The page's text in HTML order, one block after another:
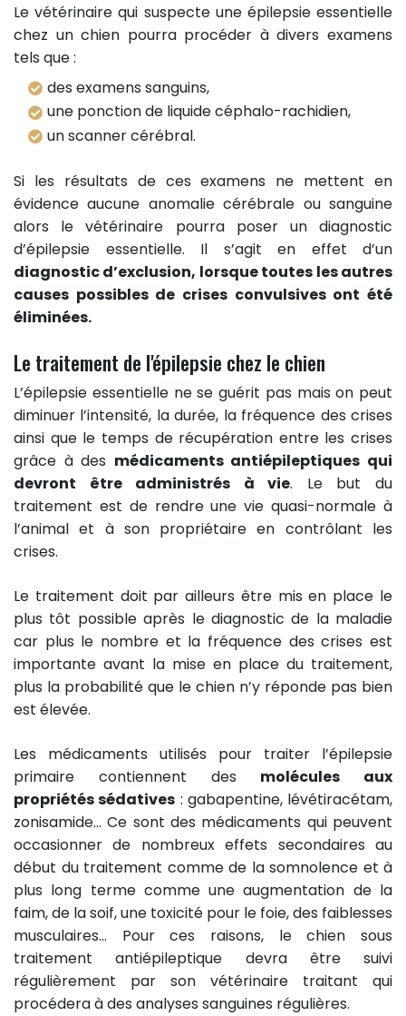
Le vétérinaire qui suspecte une épilepsie essentielle
chez un chien pourra procéder à divers examens
tels que :
des examens sanguins,
une ponction de liquide céphalo-rachidien,
un scanner cérébral.
Si les résultats de ces examens ne mettent en
évidence aucune anomalie cérébrale ou sanguine
alors le vétérinaire pourra poser un diagnostic
d’épilepsie essentielle. Il s’agit en effet d’un
diagnostic d’exclusion, lorsque toutes les autres
causes possibles de crises convulsives ont été
éliminées.
Le traitement de l'épilepsie chez le chien
L’épilepsie essentielle ne se guérit pas mais on peut
diminuer l’intensité, la durée, la fréquence des crises
ainsi que le temps de récupération entre les crises
grâce à des médicaments antiépileptiques qui
devront être administrés à vie. Le but du
traitement est de rendre une vie quasi-normale à
l’animal et à son propriétaire en contrôlant les
crises.
Le traitement doit par ailleurs être mis en place le
plus tôt possible après le diagnostic de la maladie
car plus le nombre et la fréquence des crises est
importante avant la mise en place du traitement,
plus la probabilité que le chien n’y réponde pas bien
est élevée.
Les médicaments utilisés pour traiter l’épilepsie
primaire contiennent des molécules aux
propriétés sédatives : gabapentine, lévétiracétam,
zonisamide… Ce sont des médicaments qui peuvent
occasionner de nombreux effets secondaires au
début du traitement comme de la somnolence et à
plus long terme comme une augmentation de la
faim, de la soif, une toxicité pour le foie, des faiblesses
musculaires… Pour ces raisons, le chien sous
traitement antiépileptique devra être suivi
régulièrement par son vétérinaire traitant qui
procédera à des analyses sanguines régulières.